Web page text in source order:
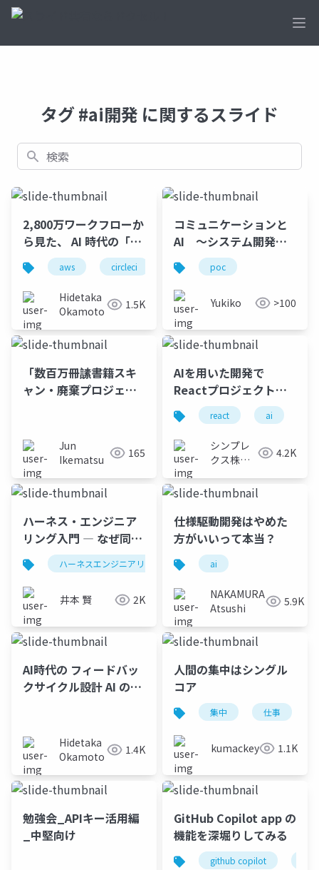
タグ #ai開発 に関するスライド
検索
2,800万ワークフローか
ら見た、 AI 時代の「詰
まらない」開発戦略
aws circleci devops
Hidetaka
Okamoto
1.5K
コミュニケーションと
AI ～システム開発に
おける「２つのエンジ
ン」を統括する
poc
Yukiko >100
「数百万冊䛾書籍スキ
ャン・廃棄プロジェク
概要レポート（スライ
ド版）
Jun
Ikematsu
165
AIを用いた開発で
Reactプロジェクトを
カオスにしないための
準備
react ai
シンプレ
クス株式
4.2K
ハーネス・エンジニア
リング入門 ― なぜ同じ
AIで成果が変わるのか
ハーネスエンジニアリング llmo
井本 賢 2K
仕様駆動開発はやめた
方がいいって本当？
ai
NAKAMURA
Atsushi
5.9K
AI時代の フィードバッ
クサイクル設計 AI の速
Hidetaka
Okamoto
1.4K
人間の集中はシングル
コア
集中 仕事
kumackey 1.1K
勉強会_APIキー活用編
_中堅向け
GitHub Copilot app の
機能を深堀りしてみる
github copilot